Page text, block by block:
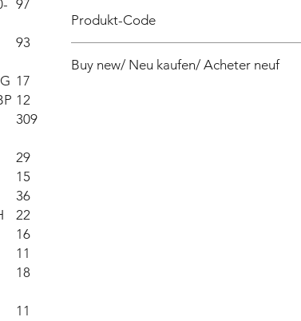
97
93
17
12
309
29
15
36
22
16
11
18
11
Produkt-Code
Buy new/ Neu kaufen/ Acheter neuf